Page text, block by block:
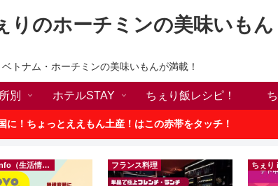
りのホーチミンの美味いもん
ベトナム・ホーチミンの美味いもんが満載！
別 ホテルSTAY ちぇり飯レシピ！
に！ちょっとええもん土産！はこの赤帯をタッチ！
ちぇり info（生活情報） フランス料理